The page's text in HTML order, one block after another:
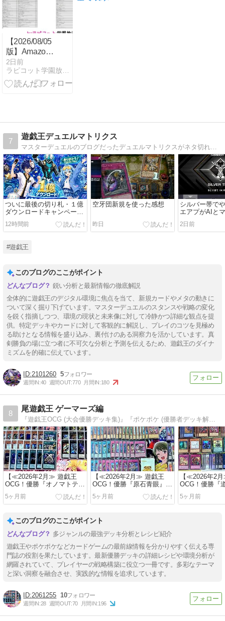
【2026/08/05
版】Amazon
ゲーム売上ラ
ンキング｜毎
日更新の最新
2日前
ラピコット学園放送局
7
遊戯王デュエルマトリクス
マスターデュエルのブログだったデュエルマトリクスがネタ切れの果てにご本家である遊戯王にすり寄って進化の時を迎えました!!
ついに最後の切り札・１億
ダウンロードキャンペーン
がやってきた・・・が！
12時間前
空牙団新規を使った感想
昨日
シルバー帯で
エアプがAIと
エルの新パッ
2日前
#遊戯王
このブログのここがポイント
鋭い分析と最新情報の徹底解説
全体的に遊戯王のデジタル環境に焦点を当て、新規カードやメタの動きに
ついて深く掘り下げています。マスターデュエルのスタンスや戦略の変化
を鋭く指摘しつつ、環境の現状と未来像に対して冷静かつ詳細な観点を提
供。特定デッキやカードに対して客観的に解説し、プレイのコツを見極め
る助けとなる情報を盛り込み、裏付けのある洞察力を活かしています。真
剣勝負の場に立つ者に不可欠な分析と予測を伝えるため、遊戯王のダイナ
ミズムを的確に伝えています。
2101260 5
週間IN:40 週間OUT:770 月間IN:180
8
尾遊戯王 ゲーマーズ編
『遊戯王OCG (大会優勝デッキ集)』『ポケポケ (優勝者デッキ解説)』
【≪2026年2月≫ 遊戯王
OCG！優勝『オノマトテラ
ナイトセイクリッド』環境
最強デッキレシピ！】
5ヶ月前
【≪2026年2月≫ 遊戯王
OCG！優勝『原石青眼』環
境最強デッキレシピ！】
(2026/02/27 [vol.141])
5ヶ月前
【≪2026年2
OCG！優勝『
環境最強デッ
(2026/02/26
5ヶ月前
このブログのここがポイント
多ジャンルの最強デッキ分析とレシピ紹介
遊戯王やポケポケなどカードゲームの最前線情報を分かりやすく伝える専
門誌の役割を果たしています。最新優勝デッキの詳細レシピや環境分析が
網羅されていて、プレイヤーの戦略構築に役立つ一冊です。多彩なテーマ
と深い洞察を融合させ、実践的な情報を追求しています。
2061255 10
週間IN:28 週間OUT:70 月間IN:196